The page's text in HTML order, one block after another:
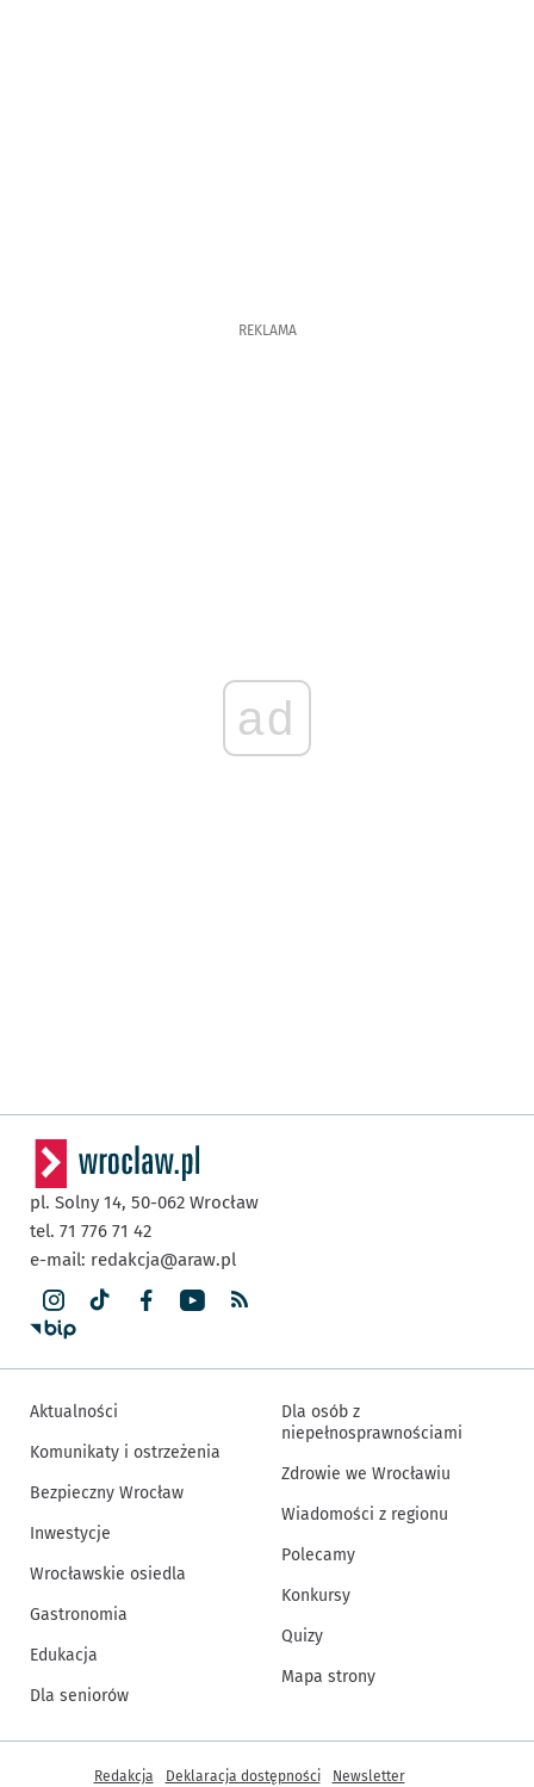
REKLAMA
ad
pl. Solny 14, 50-062 Wrocław
tel. 71 776 71 42
e-mail: redakcja@araw.pl
Aktualności
Komunikaty i ostrzeżenia
Bezpieczny Wrocław
Inwestycje
Wrocławskie osiedla
Gastronomia
Edukacja
Dla seniorów
Dla osób z
niepełnosprawnościami
Zdrowie we Wrocławiu
Wiadomości z regionu
Polecamy
Konkursy
Quizy
Mapa strony
Inne informacje
Redakcja Deklaracja dostępności Newsletter